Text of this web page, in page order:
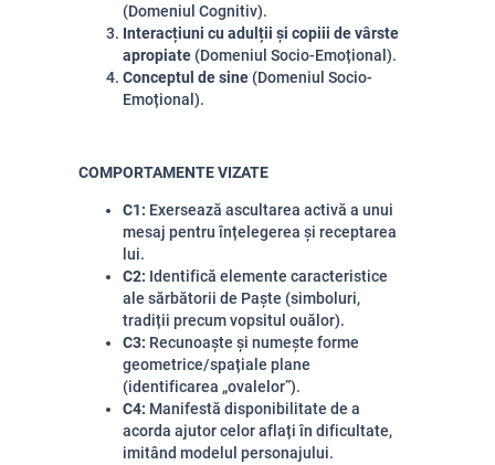
(Domeniul Cognitiv).
Interacțiuni cu adulții și copiii de vârste
apropiate (Domeniul Socio-Emoțional).
Conceptul de sine (Domeniul Socio-
Emoțional).
COMPORTAMENTE VIZATE
C1: Exersează ascultarea activă a unui
mesaj pentru înțelegerea și receptarea
lui.
C2: Identifică elemente caracteristice
ale sărbătorii de Paște (simboluri,
tradiții precum vopsitul ouălor).
C3: Recunoaște și numește forme
geometrice/spațiale plane
(identificarea „ovalelor”).
C4: Manifestă disponibilitate de a
acorda ajutor celor aflați în dificultate,
imitând modelul personajului.